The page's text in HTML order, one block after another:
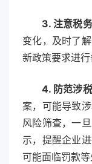
3. 注意税
变化，及时了
新政策要求进行
4. 防范涉
案，可能导致
风险筛查，一
示，提醒企业
可能面临罚款等